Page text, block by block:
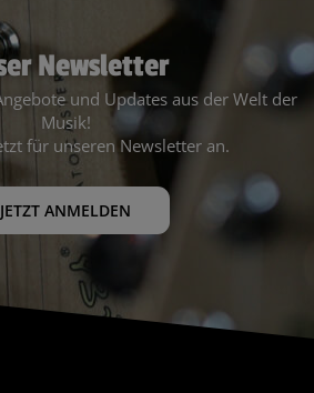
Newsletter
und Updates aus der Welt der
Musik!
für unseren Newsletter an.
JETZT ANMELDEN